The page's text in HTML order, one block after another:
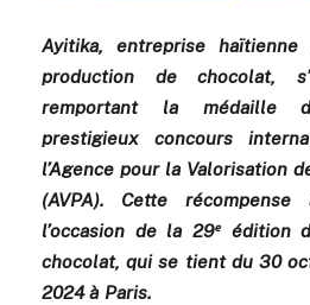
Ayitika, entreprise
production de chocolat,
remportant la médaille
prestigieux concours
l’Agence pour la Valorisation
(AVPA). Cette
l’occasion de la 29ᵉ édition
chocolat, qui se tient du 30
2024 à Paris.